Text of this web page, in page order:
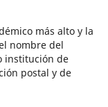
más alto y la
nombre del
institución de
postal y de